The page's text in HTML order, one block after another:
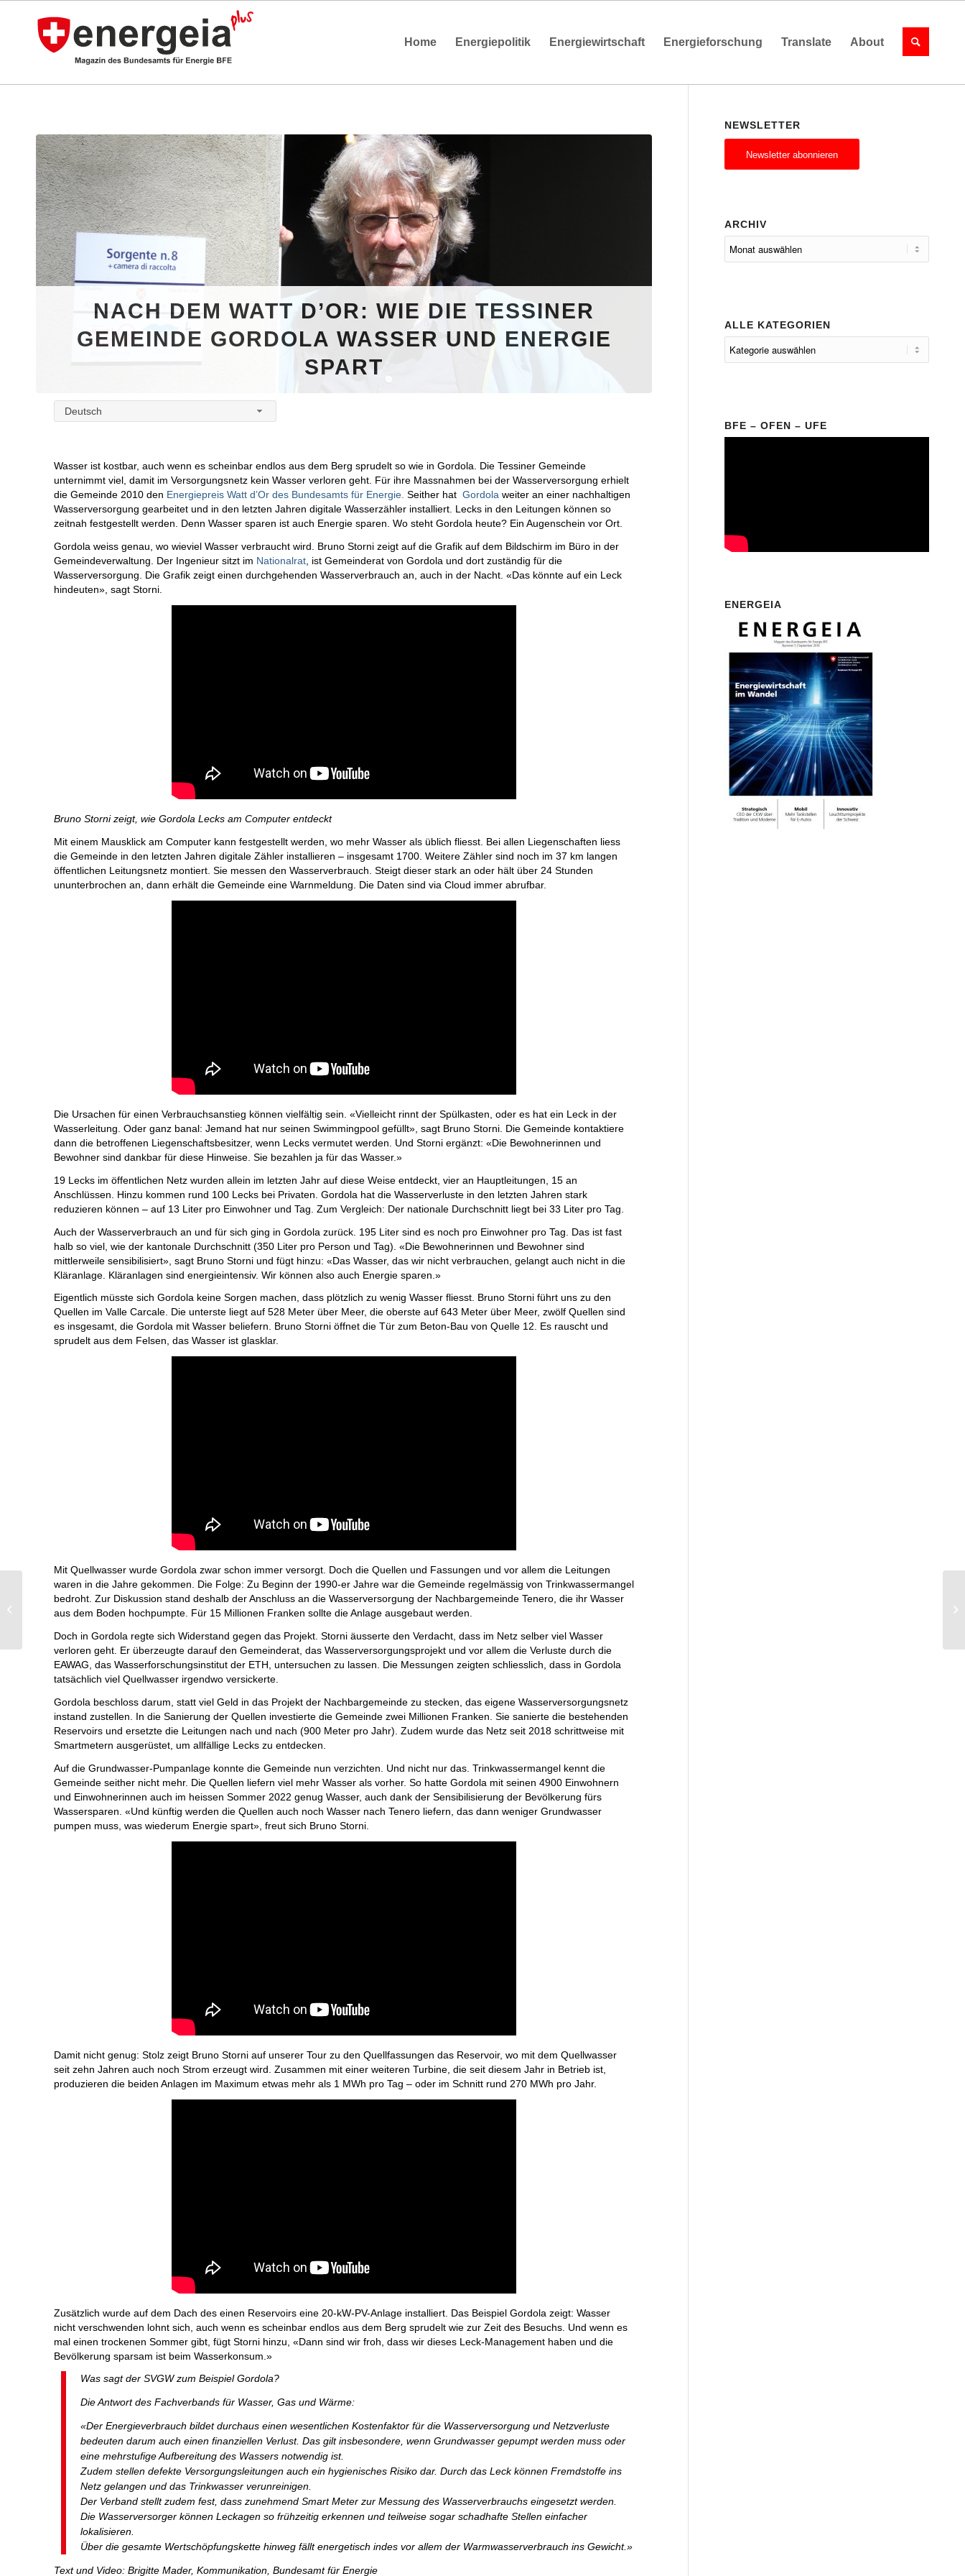
Home Energiepolitik Energiewirtschaft Energieforschung Translate About
NACH DEM WATT D’OR: WIE DIE TESSINER
GEMEINDE GORDOLA WASSER UND ENERGIE
SPART
Deutsch
Wasser ist kostbar, auch wenn es scheinbar endlos aus dem Berg sprudelt so wie in Gordola. Die Tessiner Gemeinde
unternimmt viel, damit im Versorgungsnetz kein Wasser verloren geht. Für ihre Massnahmen bei der Wasserversorgung erhielt
die Gemeinde 2010 den Energiepreis Watt d’Or des Bundesamts für Energie. Seither hat Gordola weiter an einer nachhaltigen
Wasserversorgung gearbeitet und in den letzten Jahren digitale Wasserzähler installiert. Lecks in den Leitungen können so
zeitnah festgestellt werden. Denn Wasser sparen ist auch Energie sparen. Wo steht Gordola heute? Ein Augenschein vor Ort.
Gordola weiss genau, wo wieviel Wasser verbraucht wird. Bruno Storni zeigt auf die Grafik auf dem Bildschirm im Büro in der
Gemeindeverwaltung. Der Ingenieur sitzt im Nationalrat, ist Gemeinderat von Gordola und dort zuständig für die
Wasserversorgung. Die Grafik zeigt einen durchgehenden Wasserverbrauch an, auch in der Nacht. «Das könnte auf ein Leck
hindeuten», sagt Storni.
Bruno Storni zeigt, wie Gordola Lecks am Computer entdeckt
Mit einem Mausklick am Computer kann festgestellt werden, wo mehr Wasser als üblich fliesst. Bei allen Liegenschaften liess
die Gemeinde in den letzten Jahren digitale Zähler installieren – insgesamt 1700. Weitere Zähler sind noch im 37 km langen
öffentlichen Leitungsnetz montiert. Sie messen den Wasserverbrauch. Steigt dieser stark an oder hält über 24 Stunden
ununterbrochen an, dann erhält die Gemeinde eine Warnmeldung. Die Daten sind via Cloud immer abrufbar.
Die Ursachen für einen Verbrauchsanstieg können vielfältig sein. «Vielleicht rinnt der Spülkasten, oder es hat ein Leck in der
Wasserleitung. Oder ganz banal: Jemand hat nur seinen Swimmingpool gefüllt», sagt Bruno Storni. Die Gemeinde kontaktiere
dann die betroffenen Liegenschaftsbesitzer, wenn Lecks vermutet werden. Und Storni ergänzt: «Die Bewohnerinnen und
Bewohner sind dankbar für diese Hinweise. Sie bezahlen ja für das Wasser.»
19 Lecks im öffentlichen Netz wurden allein im letzten Jahr auf diese Weise entdeckt, vier an Hauptleitungen, 15 an
Anschlüssen. Hinzu kommen rund 100 Lecks bei Privaten. Gordola hat die Wasserverluste in den letzten Jahren stark
reduzieren können – auf 13 Liter pro Einwohner und Tag. Zum Vergleich: Der nationale Durchschnitt liegt bei 33 Liter pro Tag.
Auch der Wasserverbrauch an und für sich ging in Gordola zurück. 195 Liter sind es noch pro Einwohner pro Tag. Das ist fast
halb so viel, wie der kantonale Durchschnitt (350 Liter pro Person und Tag). «Die Bewohnerinnen und Bewohner sind
mittlerweile sensibilisiert», sagt Bruno Storni und fügt hinzu: «Das Wasser, das wir nicht verbrauchen, gelangt auch nicht in die
Kläranlage. Kläranlagen sind energieintensiv. Wir können also auch Energie sparen.»
Eigentlich müsste sich Gordola keine Sorgen machen, dass plötzlich zu wenig Wasser fliesst. Bruno Storni führt uns zu den
Quellen im Valle Carcale. Die unterste liegt auf 528 Meter über Meer, die oberste auf 643 Meter über Meer, zwölf Quellen sind
es insgesamt, die Gordola mit Wasser beliefern. Bruno Storni öffnet die Tür zum Beton-Bau von Quelle 12. Es rauscht und
sprudelt aus dem Felsen, das Wasser ist glasklar.
Mit Quellwasser wurde Gordola zwar schon immer versorgt. Doch die Quellen und Fassungen und vor allem die Leitungen
waren in die Jahre gekommen. Die Folge: Zu Beginn der 1990-er Jahre war die Gemeinde regelmässig von Trinkwassermangel
bedroht. Zur Diskussion stand deshalb der Anschluss an die Wasserversorgung der Nachbargemeinde Tenero, die ihr Wasser
aus dem Boden hochpumpte. Für 15 Millionen Franken sollte die Anlage ausgebaut werden.
Doch in Gordola regte sich Widerstand gegen das Projekt. Storni äusserte den Verdacht, dass im Netz selber viel Wasser
verloren geht. Er überzeugte darauf den Gemeinderat, das Wasserversorgungsprojekt und vor allem die Verluste durch die
EAWAG, das Wasserforschungsinstitut der ETH, untersuchen zu lassen. Die Messungen zeigten schliesslich, dass in Gordola
tatsächlich viel Quellwasser irgendwo versickerte.
Gordola beschloss darum, statt viel Geld in das Projekt der Nachbargemeinde zu stecken, das eigene Wasserversorgungsnetz
instand zustellen. In die Sanierung der Quellen investierte die Gemeinde zwei Millionen Franken. Sie sanierte die bestehenden
Reservoirs und ersetzte die Leitungen nach und nach (900 Meter pro Jahr). Zudem wurde das Netz seit 2018 schrittweise mit
Smartmetern ausgerüstet, um allfällige Lecks zu entdecken.
Auf die Grundwasser-Pumpanlage konnte die Gemeinde nun verzichten. Und nicht nur das. Trinkwassermangel kennt die
Gemeinde seither nicht mehr. Die Quellen liefern viel mehr Wasser als vorher. So hatte Gordola mit seinen 4900 Einwohnern
und Einwohnerinnen auch im heissen Sommer 2022 genug Wasser, auch dank der Sensibilisierung der Bevölkerung fürs
Wassersparen. «Und künftig werden die Quellen auch noch Wasser nach Tenero liefern, das dann weniger Grundwasser
pumpen muss, was wiederum Energie spart», freut sich Bruno Storni.
Damit nicht genug: Stolz zeigt Bruno Storni auf unserer Tour zu den Quellfassungen das Reservoir, wo mit dem Quellwasser
seit zehn Jahren auch noch Strom erzeugt wird. Zusammen mit einer weiteren Turbine, die seit diesem Jahr in Betrieb ist,
produzieren die beiden Anlagen im Maximum etwas mehr als 1 MWh pro Tag – oder im Schnitt rund 270 MWh pro Jahr.
Zusätzlich wurde auf dem Dach des einen Reservoirs eine 20-kW-PV-Anlage installiert. Das Beispiel Gordola zeigt: Wasser
nicht verschwenden lohnt sich, auch wenn es scheinbar endlos aus dem Berg sprudelt wie zur Zeit des Besuchs. Und wenn es
mal einen trockenen Sommer gibt, fügt Storni hinzu, «Dann sind wir froh, dass wir dieses Leck-Management haben und die
Bevölkerung sparsam ist beim Wasserkonsum.»
Was sagt der SVGW zum Beispiel Gordola?
Die Antwort des Fachverbands für Wasser, Gas und Wärme:
«Der Energieverbrauch bildet durchaus einen wesentlichen Kostenfaktor für die Wasserversorgung und Netzverluste
bedeuten darum auch einen finanziellen Verlust. Das gilt insbesondere, wenn Grundwasser gepumpt werden muss oder
eine mehrstufige Aufbereitung des Wassers notwendig ist.
Zudem stellen defekte Versorgungsleitungen auch ein hygienisches Risiko dar. Durch das Leck können Fremdstoffe ins
Netz gelangen und das Trinkwasser verunreinigen.
Der Verband stellt zudem fest, dass zunehmend Smart Meter zur Messung des Wasserverbrauchs eingesetzt werden.
Die Wasserversorger können Leckagen so frühzeitig erkennen und teilweise sogar schadhafte Stellen einfacher
lokalisieren.
Über die gesamte Wertschöpfungskette hinweg fällt energetisch indes vor allem der Warmwasserverbrauch ins Gewicht.»
Text und Video: Brigitte Mader, Kommunikation, Bundesamt für Energie
NEWSLETTER
Newsletter abonnieren
ARCHIV
ALLE KATEGORIEN
BFE – OFEN – UFE
ENERGEIA
SWEETER und BATE
in der Sommersession
2024 der
eidgenössischen Räte